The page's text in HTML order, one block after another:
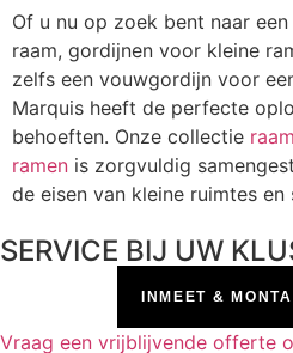
Of u nu op zoek bent naar
raam, gordijnen voor kleine
zelfs een vouwgordijn voor
Marquis heeft de perfecte
behoeften. Onze collectie
ramen is zorgvuldig
de eisen van kleine ruimtes en
SERVICE BIJ UW
INMEET &
Vraag een vrijblijvende offerte